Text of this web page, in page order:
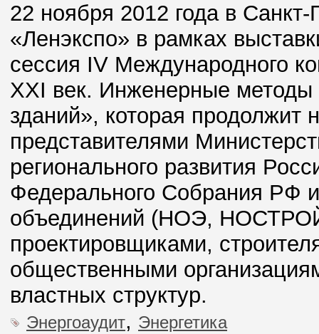
22 ноября 2012 года в
«Ленэкспо» в рамках
сессия IV Международного
XXI век. Инженерные методы
зданий», которая продолжит
представителями
регионального развития
Федерального Собрания РФ
объединений (НОЭ,
проектировщиками,
общественными
властных структур.
Энергоаудит, Энергетика